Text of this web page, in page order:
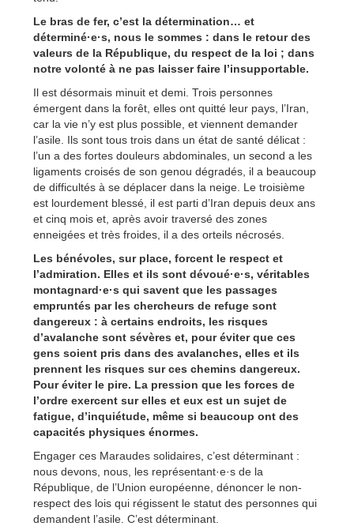
Le bras de fer, c’est la détermination… et
déterminé·e·s, nous le sommes : dans le retour des
valeurs de la République, du respect de la loi ; dans
notre volonté à ne pas laisser faire l’insupportable.
Il est désormais minuit et demi. Trois personnes
émergent dans la forêt, elles ont quitté leur pays, l’Iran,
car la vie n’y est plus possible, et viennent demander
l’asile. Ils sont tous trois dans un état de santé délicat :
l’un a des fortes douleurs abdominales, un second a les
ligaments croisés de son genou dégradés, il a beaucoup
de difficultés à se déplacer dans la neige. Le troisième
est lourdement blessé, il est parti d’Iran depuis deux ans
et cinq mois et, après avoir traversé des zones
enneigées et très froides, il a des orteils nécrosés.
Les bénévoles, sur place, forcent le respect et
l’admiration. Elles et ils sont dévoué·e·s, véritables
montagnard·e·s qui savent que les passages
empruntés par les chercheurs de refuge sont
dangereux : à certains endroits, les risques
d’avalanche sont sévères et, pour éviter que ces
gens soient pris dans des avalanches, elles et ils
prennent les risques sur ces chemins dangereux.
Pour éviter le pire. La pression que les forces de
l’ordre exercent sur elles et eux est un sujet de
fatigue, d’inquiétude, même si beaucoup ont des
capacités physiques énormes.
Engager ces Maraudes solidaires, c’est déterminant :
nous devons, nous, les représentant·e·s de la
République, de l’Union européenne, dénoncer le non-
respect des lois qui régissent le statut des personnes qui
demandent l’asile. C’est déterminant.